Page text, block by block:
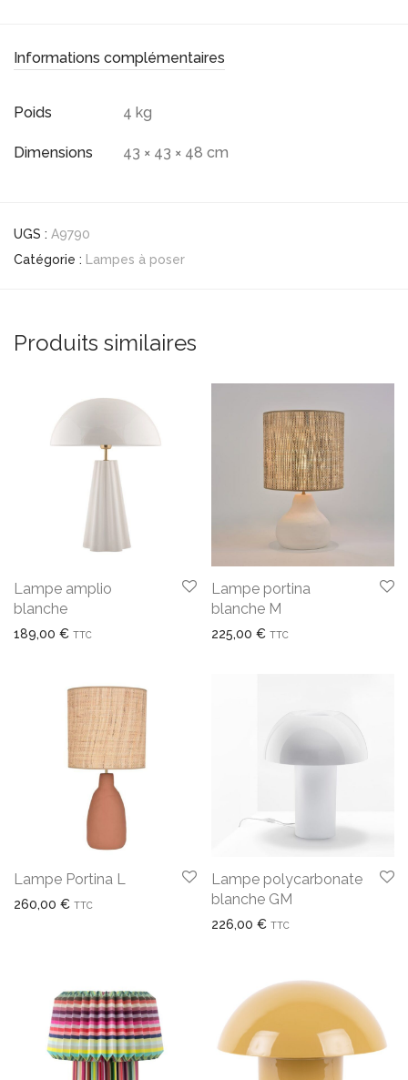
Informations complémentaires
Poids 4 kg
Dimensions 43 × 43 × 48 cm
UGS : A9790
Catégorie :
Lampes à poser
Produits similaires
Lampe amplio
blanche
189,00 € TTC
Lampe portina
blanche M
225,00 € TTC
Lampe Portina L
260,00 € TTC
Lampe polycarbonate
blanche GM
226,00 € TTC